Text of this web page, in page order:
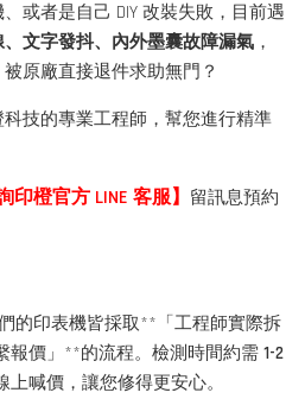
或者是自己 DIY 改裝失敗，目前遇
文字發抖、內外墨囊故障漏氣 ，
被原廠直接退件求助無門？
技的專業工程師，幫您進行精準
印橙官方 LINE 客服】
留訊息預約
的印表機皆採取**「工程師實際拆
報價」**的流程。檢測時間約需 1-2
上喊價，讓您修得更安心。